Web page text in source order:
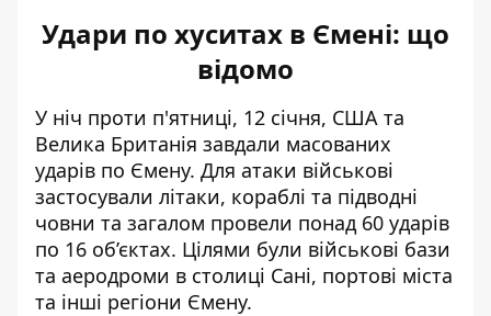
Удари по хуситах в Ємені: що
відомо
У ніч проти п'ятниці, 12 січня, США та
Велика Британія завдали масованих
ударів по Ємену. Для атаки військові
застосували літаки, кораблі та підводні
човни та загалом провели понад 60 ударів
по 16 об’єктах. Цілями були військові бази
та аеродроми в столиці Сані, портові міста
та інші регіони Ємену.